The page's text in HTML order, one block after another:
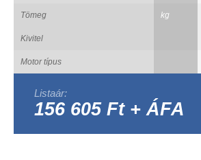
Tömeg kg
Kivitel
Motor típus
Listaár:
156 605 Ft + ÁFA